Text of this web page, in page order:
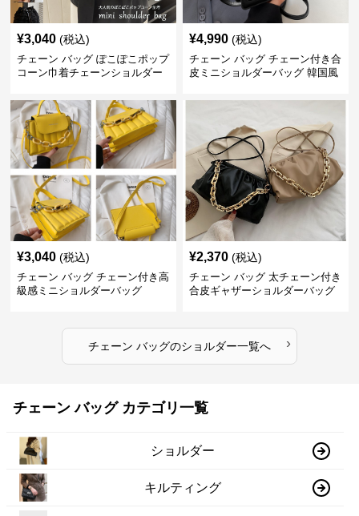
¥3,040 (税込)
チェーン バッグ ぽこぽこポップ
コーン巾着チェーンショルダー
¥4,990 (税込)
チェーン バッグ チェーン付き合
皮ミニショルダーバッグ 韓国風
¥3,040 (税込)
チェーン バッグ チェーン付き高
級感ミニショルダーバッグ
¥2,370 (税込)
チェーン バッグ 太チェーン付き
合皮ギャザーショルダーバッグ
チェーン バッグのショルダー一覧へ ›
チェーン バッグ カテゴリ一覧
ショルダー
キルティング